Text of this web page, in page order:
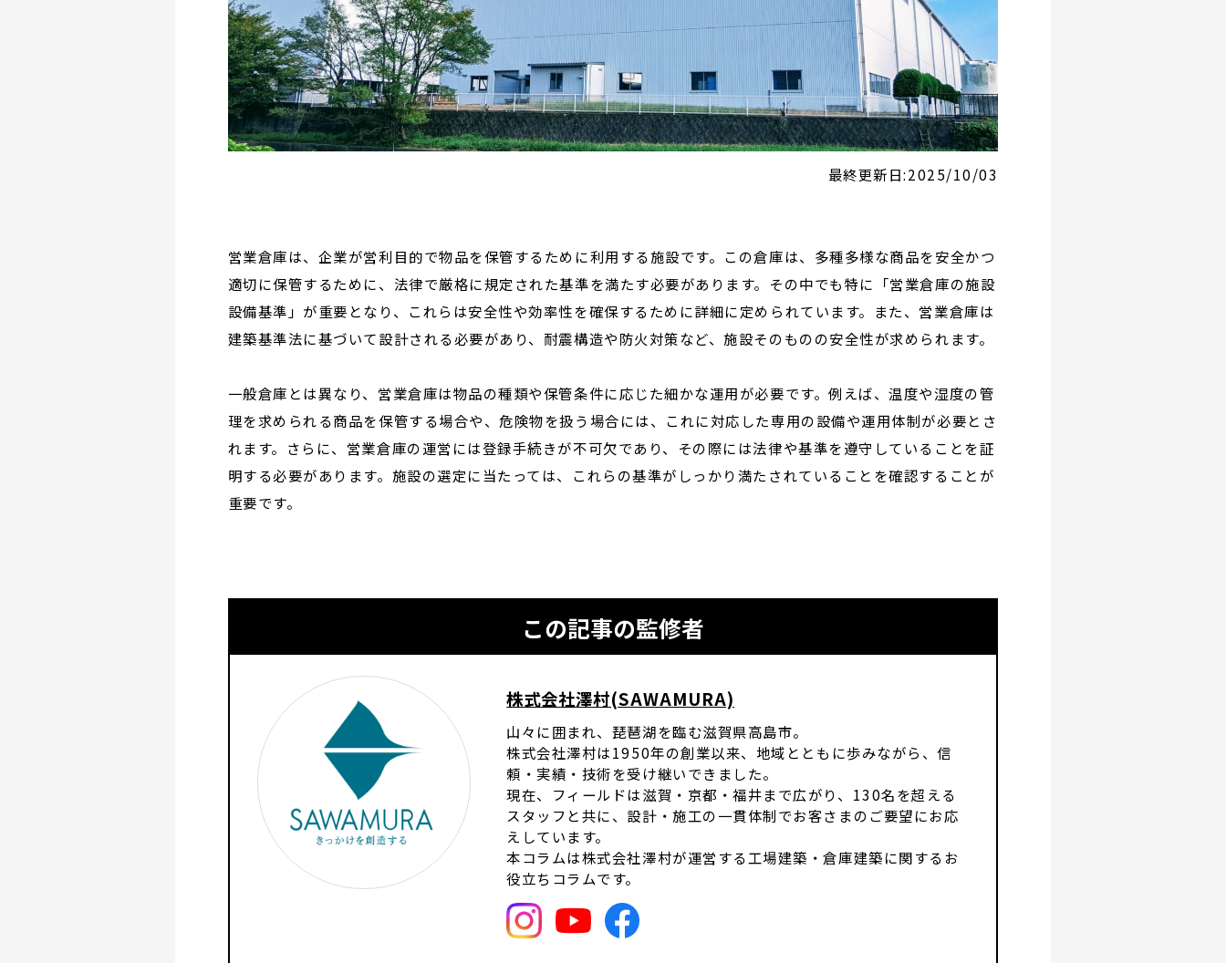
最終更新日:2025/10/03
営業倉庫は、企業が営利目的で物品を保管するために利用する施設です。この倉庫は、多種多様な商品を安全かつ
適切に保管するために、法律で厳格に規定された基準を満たす必要があります。その中でも特に「営業倉庫の施設
設備基準」が重要となり、これらは安全性や効率性を確保するために詳細に定められています。また、営業倉庫は
建築基準法に基づいて設計される必要があり、耐震構造や防火対策など、施設そのものの安全性が求められます。
一般倉庫とは異なり、営業倉庫は物品の種類や保管条件に応じた細かな運用が必要です。例えば、温度や湿度の管
理を求められる商品を保管する場合や、危険物を扱う場合には、これに対応した専用の設備や運用体制が必要とさ
れます。さらに、営業倉庫の運営には登録手続きが不可欠であり、その際には法律や基準を遵守していることを証
明する必要があります。施設の選定に当たっては、これらの基準がしっかり満たされていることを確認することが
重要です。
この記事の監修者
株式会社澤村(SAWAMURA)
山々に囲まれ、琵琶湖を臨む滋賀県高島市。
株式会社澤村は1950年の創業以来、地域とともに歩みながら、信
頼・実績・技術を受け継いできました。
現在、フィールドは滋賀・京都・福井まで広がり、130名を超える
スタッフと共に、設計・施工の一貫体制でお客さまのご要望にお応
えしています。
本コラムは株式会社澤村が運営する工場建築・倉庫建築に関するお
役立ちコラムです。